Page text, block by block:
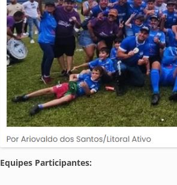
Equipes Participantes: